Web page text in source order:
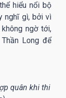
hiểu nổi bộ
nghĩ gì, bởi vì
ngờ tới,
Long để
quân khi thi